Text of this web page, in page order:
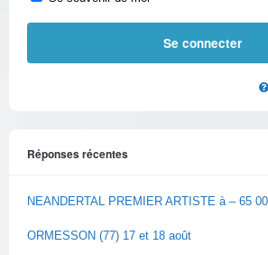
Réponses récentes
NEANDERTAL PREMIER ARTISTE à – 65
ORMESSON (77) 17 et 18 août